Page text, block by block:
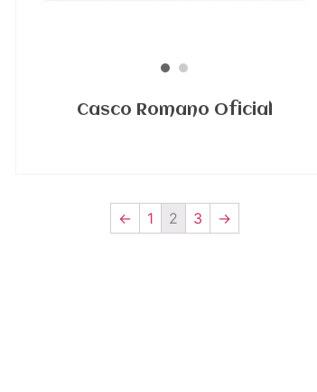
Casco Romano Oficial
← 1 2 3 →